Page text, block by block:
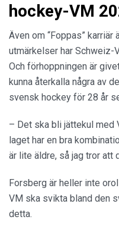
hockey-VM
Även om “Foppas”
utmärkelser har Schweiz-
Och förhoppningen är
kunna återkalla några av
svensk hockey för 28 år
– Det ska bli jättekul med
laget har en bra
är lite äldre, så jag tror att
Forsberg är heller inte
VM ska svikta bland den
detta.